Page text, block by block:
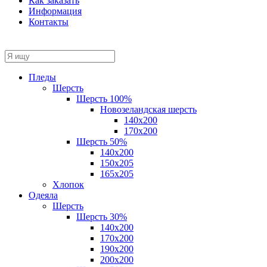
Информация
Контакты
Пледы
Шерсть
Шерсть 100%
Новозеландская шерсть
140х200
170x200
Шерсть 50%
140x200
150х205
165х205
Хлопок
Одеяла
Шерсть
Шерсть 30%
140х200
170х200
190х200
200х200